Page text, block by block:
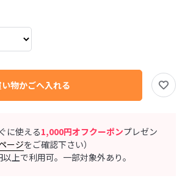
に使える1,000円オフクーポンプレゼン
ージをご確認下さい）
上で利用可。一部対象外あり。